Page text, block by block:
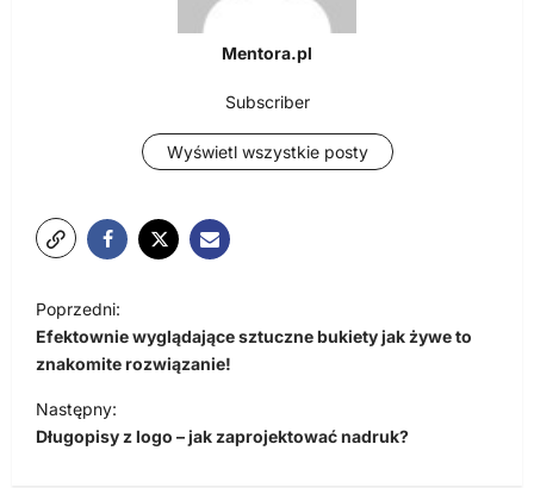
Mentora.pl
Subscriber
Wyświetl wszystkie posty
a
w
i
g
Poprzedni:
Efektownie wyglądające sztuczne bukiety jak żywe to
znakomite rozwiązanie!
Następny:
Długopisy z logo – jak zaprojektować nadruk?